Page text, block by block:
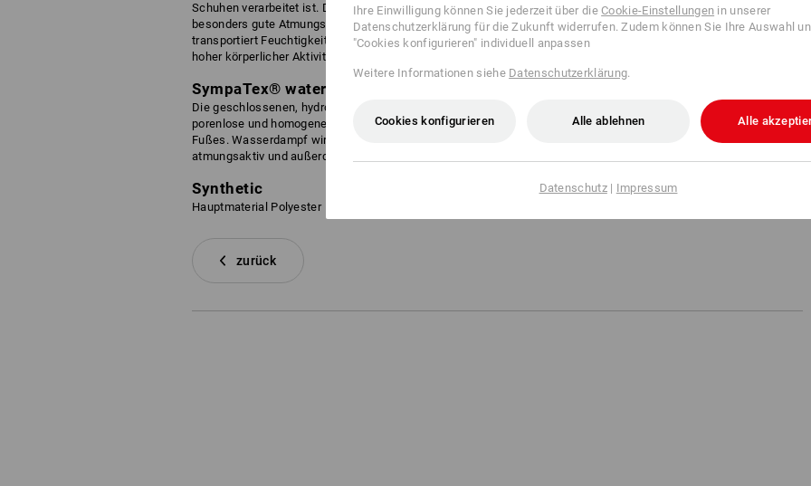
Schuhen verarbeitet ist. Die Schuhe sind somit zuverlässig winddicht sowie wasserdicht und verfügen über eine
besonders gute Atmungsaktivität. Die Funktionsmembran funktioniert dabei wie eine zweite Haut und
transportiert Feuchtigkeit vom Fuß weg nach außen. Die SympaTex®-Membran garantiert ihre Wirkung auch bei
hoher körperlicher Aktivität und sorgt für ein optimales Fußklima.
SympaTex® waterproof
Die geschlossenen, hydrophilen Membrane bieten 100%igen Schutz gegen das Eindringen von Wasser. Durch die
porenlose und homogene Struktur lassen sie den Wind nicht durchdringen und verhindern so ein Auskühlen des
Fußes. Wasserdampf wird zuverlässig nach außen transportiert. Das Material ist damit wasserdicht, winddicht,
atmungsaktiv und außerdem extrem dehnbar, strapazierfähig und besonders leicht.
Synthetic
Hauptmaterial Polyester
zurück
Ihre Einwilligung können Sie jederzeit über dieCookie-Einstellungen in unserer
Datenschutzerklärung für die Zukunft widerrufen. Zudem können Sie Ihre Auswahl
"Cookies konfigurieren" individuell anpassen
Weitere Informationen siehe Datenschutzerklärung.
Cookies konfigurieren Alle ablehnen Alle
Datenschutz| Impressum